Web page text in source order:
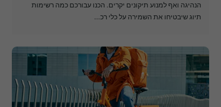
הנהיגה ואף למנוע תיקונים יקרים. הכנו עבורכם כמה רשימות
תיוג שיבטיחו את השמירה על כלי רכ...